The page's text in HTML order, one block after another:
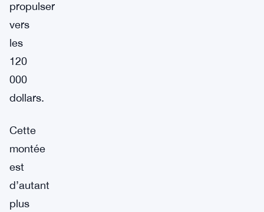
propulser
vers
les
120
000
dollars.
Cette
montée
est
d’autant
plus